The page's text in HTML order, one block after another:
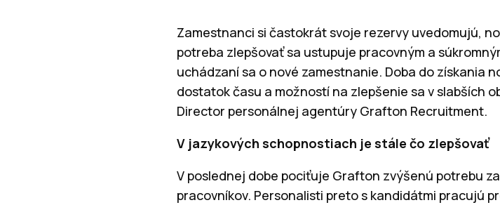
Zamestnanci si častokrát svoje rezervy uvedomujú,
potreba zlepšovať sa ustupuje pracovným a
uchádzaní sa o nové zamestnanie. Doba do získania
dostatok času a možností na zlepšenie sa v slabších
Director personálnej agentúry Grafton Recruitment.
V jazykových schopnostiach je stále čo zlepšovať
V poslednej dobe pociťuje Grafton zvýšenú potrebu
pracovníkov. Personalisti preto s kandidátmi pracujú